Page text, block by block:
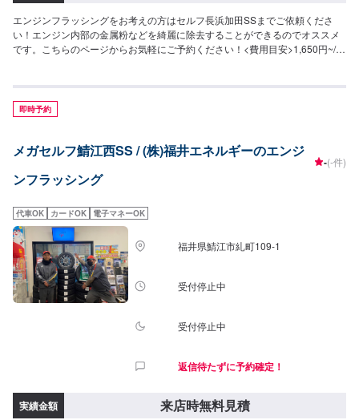
エンジンフラッシングをお考えの方はセルフ長浜加田SSまでご依頼くださ
い！エンジン内部の金属粉などを綺麗に除去することができるのでオススメ
です。こちらのページからお気軽にご予約ください！<費用目安>1,650円~/L
即時予約
メガセルフ鯖江西SS / (株)福井エネルギーのエンジ
ンフラッシング
-(-件)
代車OK カードOK 電子マネーOK
福井県鯖江市糺町109-1
受付停止中
受付停止中
返信待たずに予約確定！
実績金額 来店時無料見積